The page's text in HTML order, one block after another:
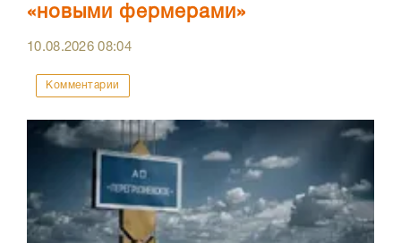
«новыми фермерами»
10.08.202608:04
Комментарии